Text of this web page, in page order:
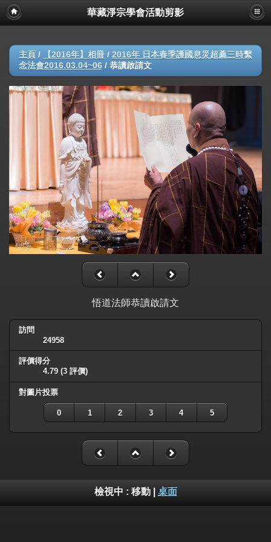
華藏淨宗學會活動剪影
主頁 / 【2016年】相冊 / 2016年 日本春季護國息災超薦三時繫
念法會2016.03.04~06 / 恭讀啟請文
悟道法師恭讀啟請文
訪問
24958
評價得分
4.79 (3 評價)
對圖片投票
0 1 2 3 4 5
檢視中 : 移動| 桌面